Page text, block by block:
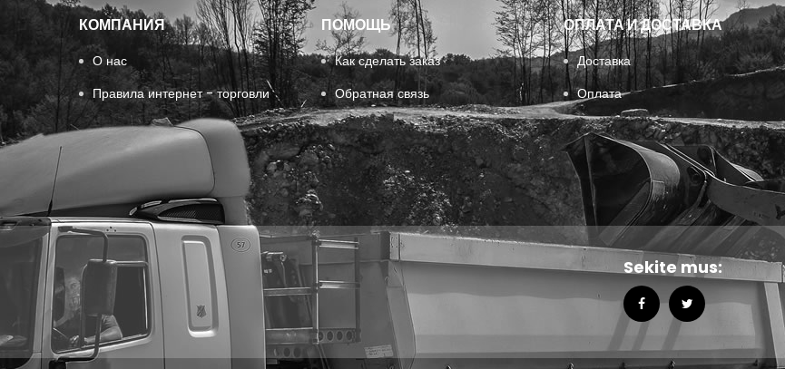
КОМПАНИЯ
О нас
Правила интернет - торговли
ПОМОЩЬ
Как сделать заказ
Обратная связь
ОПЛАТА И ДОСТАВКА
Доставка
Оплата
Sekite mus: